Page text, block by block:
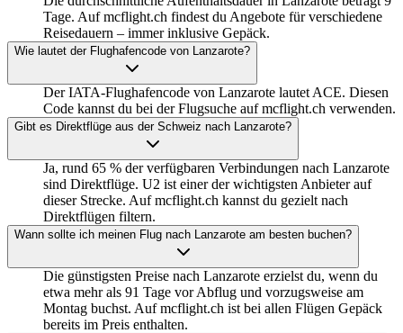
Tage. Auf mcflight.ch findest du Angebote für verschiedene
Reisedauern – immer inklusive Gepäck.
Wie lautet der Flughafencode von Lanzarote?
Der IATA-Flughafencode von Lanzarote lautet ACE. Diesen
Code kannst du bei der Flugsuche auf mcflight.ch verwenden.
Gibt es Direktflüge aus der Schweiz nach Lanzarote?
Ja, rund 65 % der verfügbaren Verbindungen nach Lanzarote
sind Direktflüge. U2 ist einer der wichtigsten Anbieter auf
dieser Strecke. Auf mcflight.ch kannst du gezielt nach
Direktflügen filtern.
Wann sollte ich meinen Flug nach Lanzarote am besten buchen?
Die günstigsten Preise nach Lanzarote erzielst du, wenn du
etwa mehr als 91 Tage vor Abflug und vorzugsweise am
Montag buchst. Auf mcflight.ch ist bei allen Flügen Gepäck
bereits im Preis enthalten.